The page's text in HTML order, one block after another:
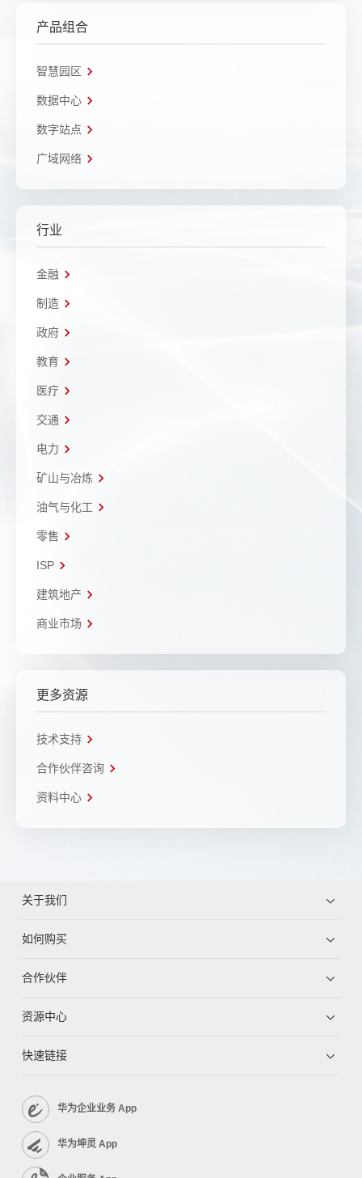
产品组合
智慧园区
数据中心
数字站点
广域网络
行业
金融
制造
政府
教育
医疗
交通
电力
矿山与冶炼
油气与化工
零售
ISP
建筑地产
商业市场
更多资源
技术支持
合作伙伴咨询
资料中心
关于我们
如何购买
合作伙伴
资源中心
快速链接
华为企业业务 App
华为坤灵 App